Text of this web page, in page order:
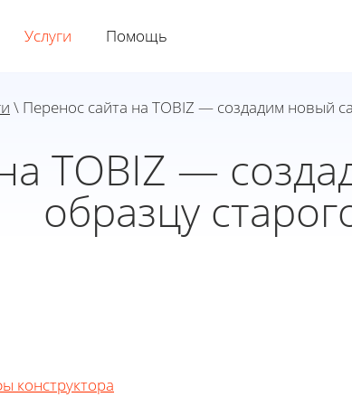
Услуги Помощь
\ Перенос сайта на TOBIZ — создадим новый
TOBIZ —
образцу
конструктора